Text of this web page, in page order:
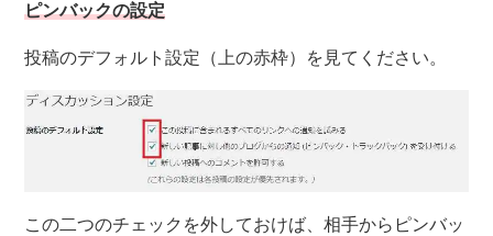
ピンバックの設定
投稿のデフォルト設定（上の赤枠）を見てください。
この二つのチェックを外しておけば、相手からピンバッ